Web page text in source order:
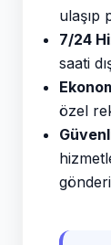
ulaşıp
7/24
saati
özel